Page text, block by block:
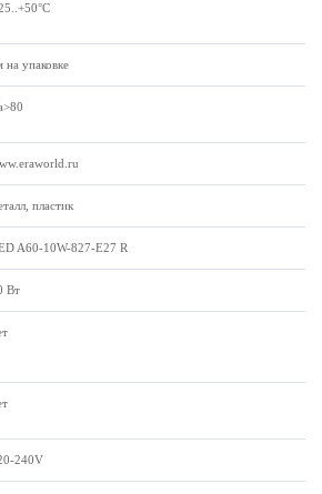
на упаковке
пластик
A60-10W-827-E27 R
Вт
240V